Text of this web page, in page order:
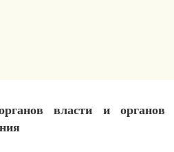
власти и органов